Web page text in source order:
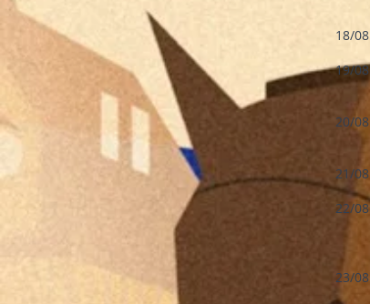
18/08
19/08
20/08
21/08
22/08
23/08